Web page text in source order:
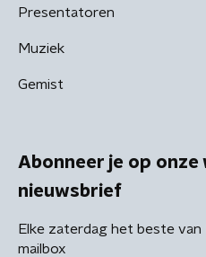
Presentatoren
Muziek
Gemist
Abonneer je op onze
nieuwsbrief
Elke zaterdag het beste van
mailbox